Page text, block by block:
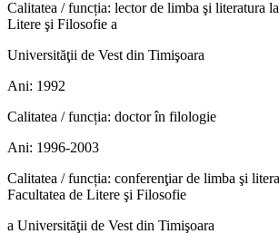
Calitatea / funcția: lector de limba şi literatura
Litere şi Filosofie a
Universităţii de Vest din Timişoara
Ani: 1992
Calitatea / funcția: doctor în filologie
Ani: 1996-2003
Calitatea / funcția: conferenţiar de limba şi
Facultatea de Litere şi Filosofie
a Universităţii de Vest din Timişoara